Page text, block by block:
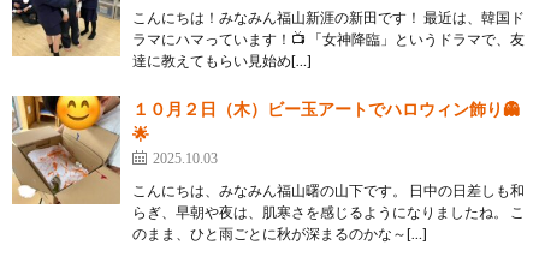
こんにちは！みなみん福山新涯の新田です！ 最近は、韓国ド
ラマにハマっています！📺 「女神降臨」というドラマで、友
達に教えてもらい見始め[…]
１０月２日（木）ビー玉アートでハロウィン飾り👻
🌟
2025.10.03
こんにちは、みなみん福山曙の山下です。 日中の日差しも和
らぎ、早朝や夜は、肌寒さを感じるようになりましたね。 こ
のまま、ひと雨ごとに秋が深まるのかな～[…]